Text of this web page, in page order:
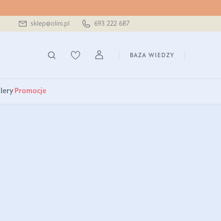
sklep@olini.pl 693 222 687
BAZA WIEDZY
Promocje